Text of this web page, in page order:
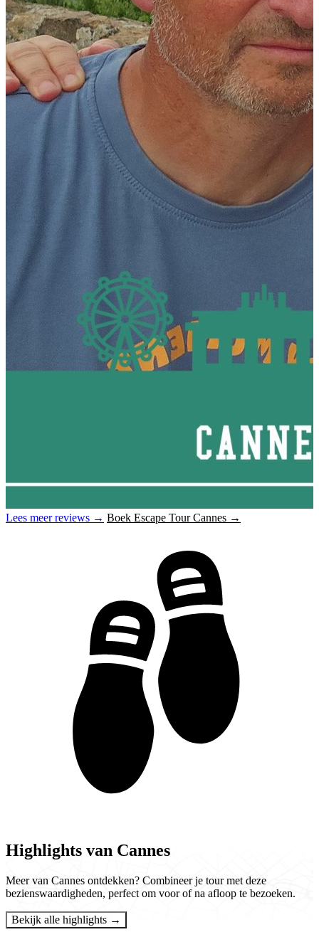
Lees meer reviews → Boek Escape Tour Cannes →
Highlights van Cannes
Meer van Cannes ontdekken? Combineer je tour met deze
bezienswaardigheden, perfect om voor of na afloop te bezoeken.
Bekijk alle highlights →